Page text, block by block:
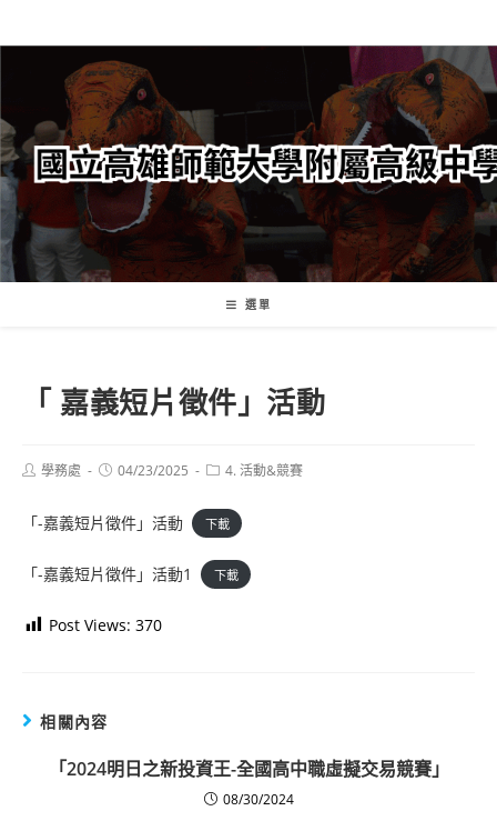
轉
要
內
容
選單
「 嘉義短片徵件」活動
Post學務處
Post04/23/2025
Post4. 活動&競賽
「-嘉義短片徵件」活動 下載
「-嘉義短片徵件」活動1 下載
Post Views: 370
相關內容
「2024明日之新投資王-全國高中職虛擬交易競賽」
08/30/2024